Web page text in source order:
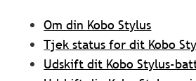
Om din Kobo Stylus
Tjek status for dit Kobo
Udskift dit Kobo Stylus-